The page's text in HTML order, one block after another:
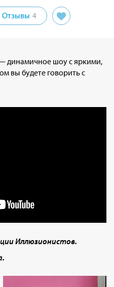
Отзывы 4
динамичное шоу с яркими,
вы будете говорить с
Иллюзионистов.